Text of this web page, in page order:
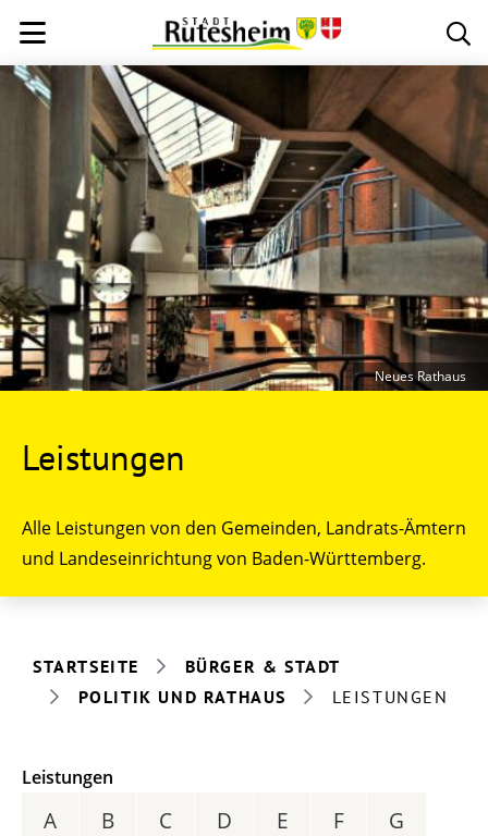
Leistungen
Alle Leistungen von den Gemeinden, Landrats-Ämtern
und Landeseinrichtung von Baden-Württemberg.
Neues Rathaus
STARTSEITE
BÜRGER & STADT
POLITIK UND RATHAUS
LEISTUNGEN
Leistungen
A B C D E F G